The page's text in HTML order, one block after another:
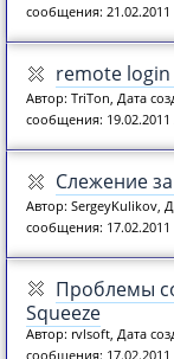
сообщения: 21.02.2011
remote login
Автор: TriTon, Дата
сообщения: 19.02.2011
Слежение
Автор: SergeyKulikov,
сообщения: 17.02.2011
Проблемы
Squeeze
Автор: rvlsoft, Дата
сообщения: 17.02.2011